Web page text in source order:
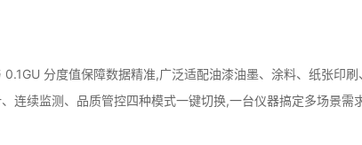
分度值保障数据精准,广泛适配油漆油墨、涂料、纸张印刷
续监测、品质管控四种模式一键切换,一台仪器搞定多场景需